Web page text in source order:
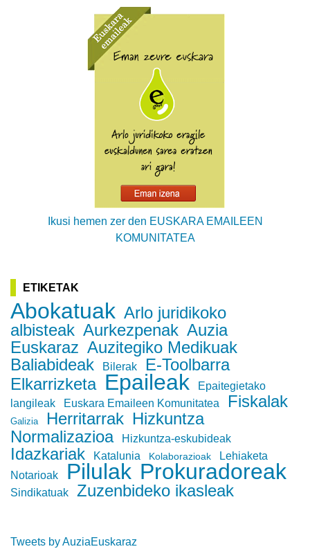
Ikusi hemen zer den EUSKARA EMAILEEN
KOMUNITATEA
ETIKETAK
Abokatuak Arlo juridikoko
albisteak Aurkezpenak Auzia
Euskaraz Auzitegiko Medikuak
Baliabideak
Bilerak
E-Toolbarra
Elkarrizketa Epaileak
Epaitegietako
langileak
Euskara Emaileen Komunitatea Fiskalak
Galizia Herritarrak Hizkuntza
Normalizazioa
Hizkuntza-eskubideak
Idazkariak Katalunia Kolaborazioak
Lehiaketa
Notarioak
Pilulak Prokuradoreak
Sindikatuak Zuzenbideko ikasleak
Tweets by AuziaEuskaraz